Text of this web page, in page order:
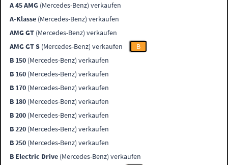
A 45 AMG (Mercedes-Benz) verkaufen
A-Klasse (Mercedes-Benz) verkaufen
AMG GT (Mercedes-Benz) verkaufen
AMG GT S (Mercedes-Benz) verkaufen
B
B 150 (Mercedes-Benz) verkaufen
B 160 (Mercedes-Benz) verkaufen
B 170 (Mercedes-Benz) verkaufen
B 180 (Mercedes-Benz) verkaufen
B 200 (Mercedes-Benz) verkaufen
B 220 (Mercedes-Benz) verkaufen
B 250 (Mercedes-Benz) verkaufen
B Electric Drive (Mercedes-Benz) verkaufen